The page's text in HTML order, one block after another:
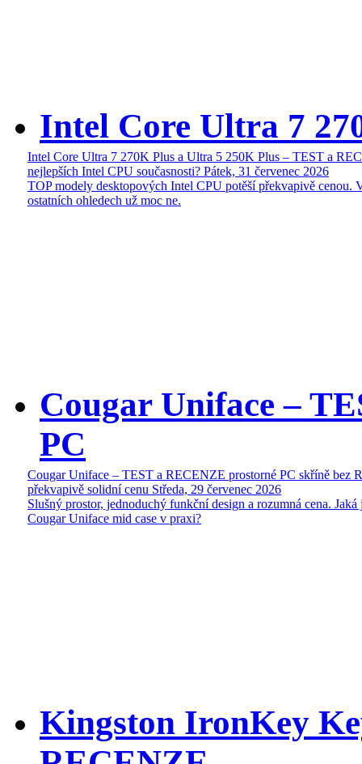
Intel Core Ultra 7
Intel Core Ultra 7 270K Plus a Ultra 5 250K Plus – TEST a
nejlepších Intel CPU současnosti? Pátek, 31 červenec 2026
TOP modely desktopových Intel CPU potěší překvapivě cenou.
ostatních ohledech už moc ne.
Cougar Uniface –
PC
Cougar Uniface – TEST a RECENZE prostorné PC skříně bez
překvapivě solidní cenu Středa, 29 červenec 2026
Slušný prostor, jednoduchý funkční design a rozumná cena. Jaká
Cougar Uniface mid case v praxi?
Kingston IronKey